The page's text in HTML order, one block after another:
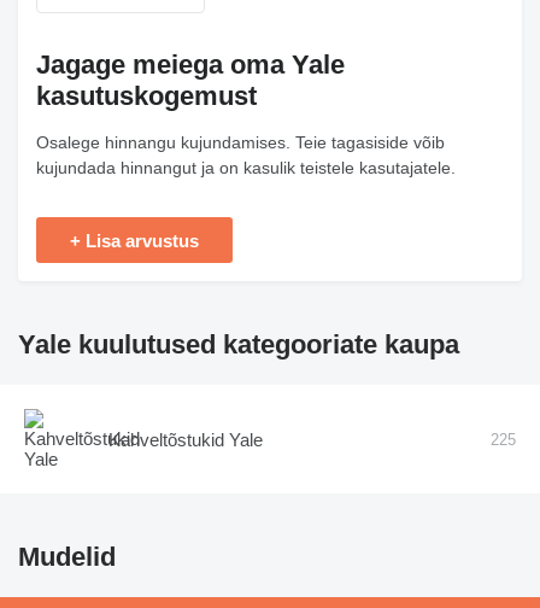
Jagage meiega oma Yale
kasutuskogemust
Osalege hinnangu kujundamises. Teie tagasiside võib
kujundada hinnangut ja on kasulik teistele kasutajatele.
+ Lisa arvustus
Yale kuulutused kategooriate kaupa
Kahveltõstukid Yale 225
Mudelid